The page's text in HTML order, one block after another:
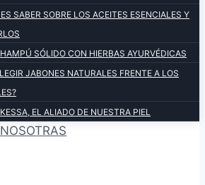
SABER SOBRE LOS ACEITES ESENCIALES Y
SÓLIDO CON HIERBAS AYURVÉDICAS
JABONES NATURALES FRENTE A LOS
EL ALIADO DE NUESTRA PIEL